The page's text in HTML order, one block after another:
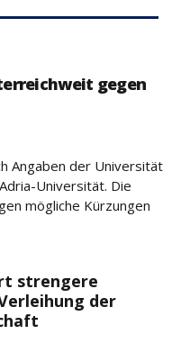
gegen
Angaben der Universität
Universität. Die
mögliche Kürzungen
strengere
der